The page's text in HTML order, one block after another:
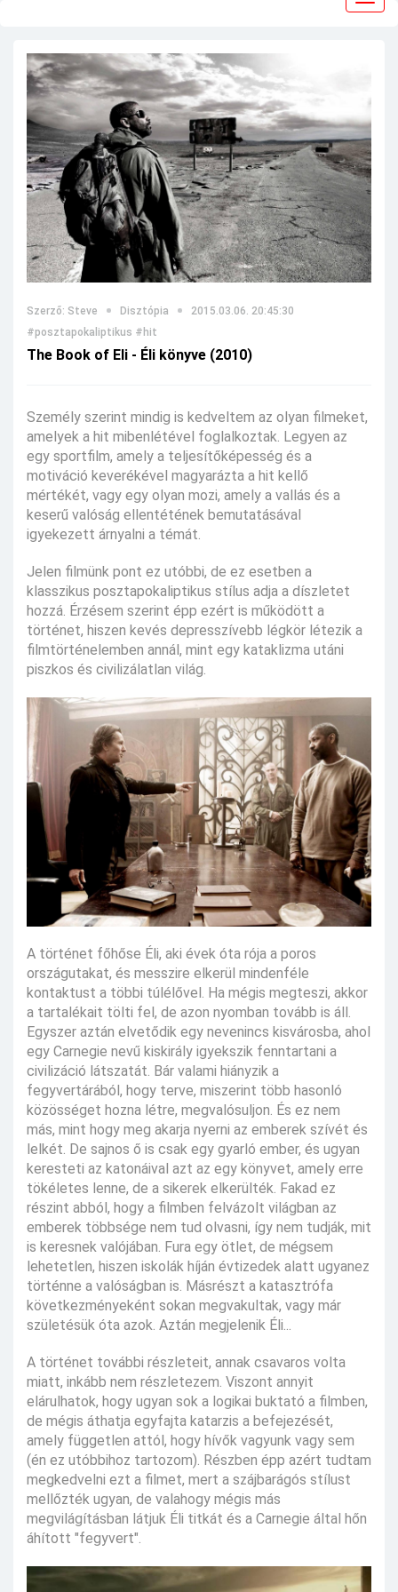
Szerző: Steve Disztópia
2015.03.06. 20:45:30
#posztapokaliptikus #hit
The Book of Eli - Éli könyve (2010)
Személy szerint mindig is kedveltem az olyan filmeket,
amelyek a hit mibenlétével foglalkoztak. Legyen az
egy sportfilm, amely a teljesítőképesség és a
motiváció keverékével magyarázta a hit kellő
mértékét, vagy egy olyan mozi, amely a vallás és a
keserű valóság ellentétének bemutatásával
igyekezett árnyalni a témát.
Jelen filmünk pont ez utóbbi, de ez esetben a
klasszikus posztapokaliptikus stílus adja a díszletet
hozzá. Érzésem szerint épp ezért is működött a
történet, hiszen kevés depresszívebb légkör létezik a
filmtörténelemben annál, mint egy kataklizma utáni
piszkos és civilizálatlan világ.
A történet főhőse Éli, aki évek óta rója a poros
országutakat, és messzire elkerül mindenféle
kontaktust a többi túlélővel. Ha mégis megteszi, akkor
a tartalékait tölti fel, de azon nyomban tovább is áll.
Egyszer aztán elvetődik egy nevenincs kisvárosba, ahol
egy Carnegie nevű kiskirály igyekszik fenntartani a
civilizáció látszatát. Bár valami hiányzik a
fegyvertárából, hogy terve, miszerint több hasonló
közösséget hozna létre, megvalósuljon. És ez nem
más, mint hogy meg akarja nyerni az emberek szívét és
lelkét. De sajnos ő is csak egy gyarló ember, és ugyan
keresteti az katonáival azt az egy könyvet, amely erre
tökéletes lenne, de a sikerek elkerülték. Fakad ez
részint abból, hogy a filmben felvázolt világban az
emberek többsége nem tud olvasni, így nem tudják, mit
is keresnek valójában. Fura egy ötlet, de mégsem
lehetetlen, hiszen iskolák híján évtizedek alatt ugyanez
történne a valóságban is. Másrészt a katasztrófa
következményeként sokan megvakultak, vagy már
születésük óta azok. Aztán megjelenik Éli...
A történet további részleteit, annak csavaros volta
miatt, inkább nem részletezem. Viszont annyit
elárulhatok, hogy ugyan sok a logikai buktató a filmben,
de mégis áthatja egyfajta katarzis a befejezését,
amely független attól, hogy hívők vagyunk vagy sem
(én ez utóbbihoz tartozom). Részben épp azért tudtam
megkedvelni ezt a filmet, mert a szájbarágós stílust
mellőzték ugyan, de valahogy mégis más
megvilágításban látjuk Éli titkát és a Carnegie által hőn
áhított "fegyvert".